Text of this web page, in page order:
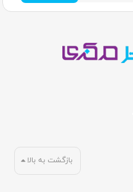
بازگشت به بالا